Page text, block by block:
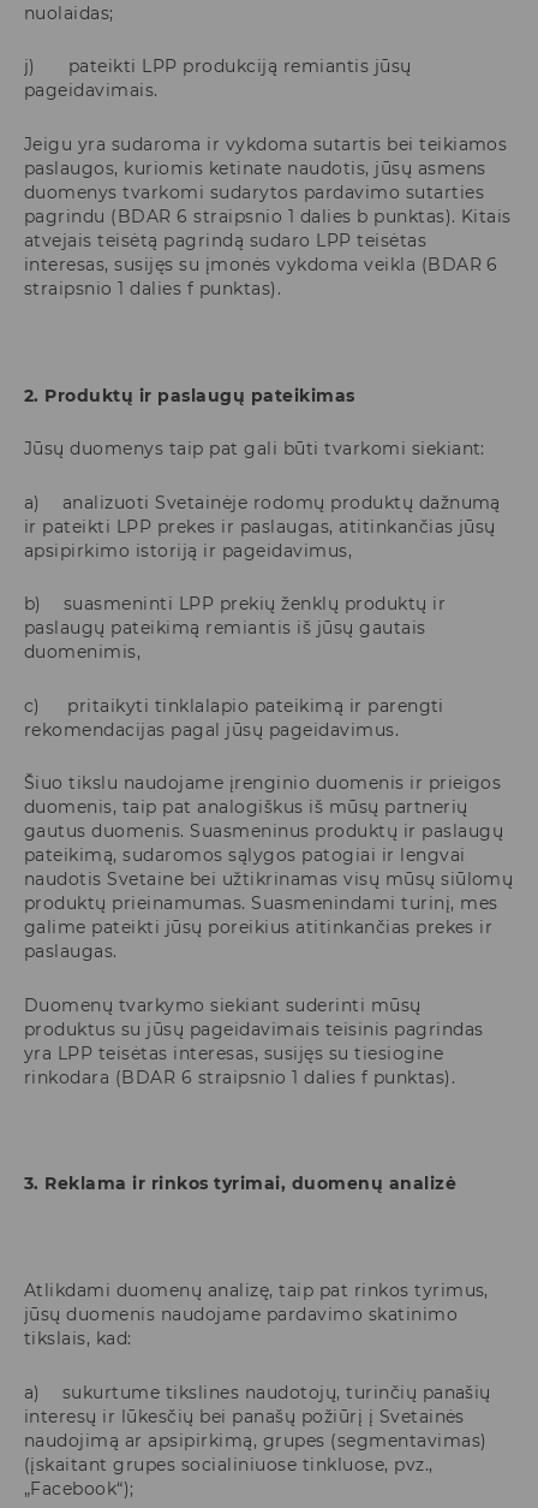
nuolaidas;
j) pateikti LPP produkciją remiantis jūsų
pageidavimais.
Jeigu yra sudaroma ir vykdoma sutartis bei teikiamos
paslaugos, kuriomis ketinate naudotis, jūsų asmens
duomenys tvarkomi sudarytos pardavimo sutarties
pagrindu (BDAR 6 straipsnio 1 dalies b punktas). Kitais
atvejais teisėtą pagrindą sudaro LPP teisėtas
interesas, susijęs su įmonės vykdoma veikla (BDAR 6
straipsnio 1 dalies f punktas).
2. Produktų ir paslaugų pateikimas
Jūsų duomenys taip pat gali būti tvarkomi siekiant:
a) analizuoti Svetainėje rodomų produktų dažnumą
ir pateikti LPP prekes ir paslaugas, atitinkančias jūsų
apsipirkimo istoriją ir pageidavimus,
b) suasmeninti LPP prekių ženklų produktų ir
paslaugų pateikimą remiantis iš jūsų gautais
duomenimis,
c) pritaikyti tinklalapio pateikimą ir parengti
rekomendacijas pagal jūsų pageidavimus.
Šiuo tikslu naudojame įrenginio duomenis ir prieigos
duomenis, taip pat analogiškus iš mūsų partnerių
gautus duomenis. Suasmeninus produktų ir paslaugų
pateikimą, sudaromos sąlygos patogiai ir lengvai
naudotis Svetaine bei užtikrinamas visų mūsų siūlomų
produktų prieinamumas. Suasmenindami turinį, mes
galime pateikti jūsų poreikius atitinkančias prekes ir
paslaugas.
Duomenų tvarkymo siekiant suderinti mūsų
produktus su jūsų pageidavimais teisinis pagrindas
yra LPP teisėtas interesas, susijęs su tiesiogine
rinkodara (BDAR 6 straipsnio 1 dalies f punktas).
3. Reklama ir rinkos tyrimai, duomenų analizė
Atlikdami duomenų analizę, taip pat rinkos tyrimus,
jūsų duomenis naudojame pardavimo skatinimo
tikslais, kad:
a) sukurtume tikslines naudotojų, turinčių panašių
interesų ir lūkesčių bei panašų požiūrį į Svetainės
naudojimą ar apsipirkimą, grupes (segmentavimas)
(įskaitant grupes socialiniuose tinkluose, pvz.,
„Facebook“);